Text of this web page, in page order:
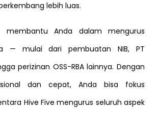
lebih luas.
membantu Anda dalam mengurus
— mulai dari pembuatan NIB, PT
perizinan OSS-RBA lainnya. Dengan
dan cepat, Anda bisa fokus
Hive Five mengurus seluruh aspek